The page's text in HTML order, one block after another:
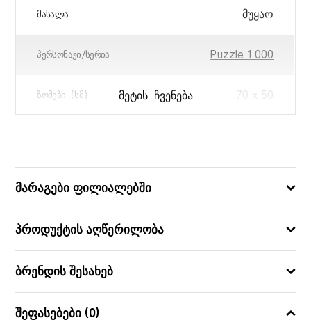
ᲛᲐᲡᲐᲚᲐ მუყაო
ᲞᲔᲠᲡᲝᲜᲐᲟᲘ/ᲡᲔᲠᲘᲐ Puzzle 1 000
ᲖᲝᲛᲔᲑᲘ (ᲡᲛ) 70 x 50
ᲛᲔᲢᲘᲡ ᲩᲕᲔᲜᲔᲑᲐ
მარაგები ფილიალებში
პროდუქტის აღწერილობა
ბრენდის შესახებ
შეფასებები (0)